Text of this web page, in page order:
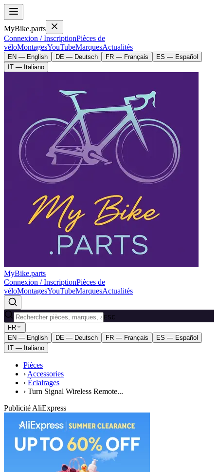
MyBike.parts
Connexion / InscriptionPièces de
véloMontagesYouTubeMarquesActualités
EN — English DE — Deutsch FR — Français
ES — Español
IT — Italiano
MyBike.parts
Connexion / InscriptionPièces de
véloMontagesYouTubeMarquesActualités
ESC
FR
EN — English
DE — Deutsch FR — Français
ES — Español
IT — Italiano
Pièces
› Accessories
› Éclairages
› Turn Signal Wireless Remote...
Publicité AliExpress